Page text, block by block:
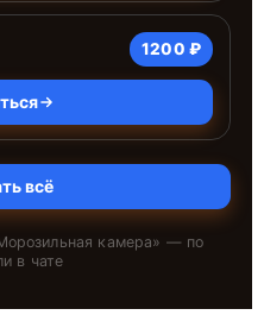
1200 ₽
всё
камера» — по
в чате